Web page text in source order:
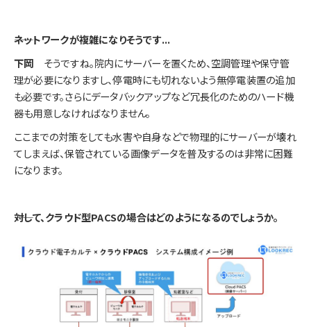
――ネットワークが複雑になりそうです...
下岡 そうですね。院内にサーバーを置くため、空調管理や保守管
理が必要になりますし、停電時にも切れないよう無停電装置の追加
も必要です。さらにデータバックアップなど冗長化のためのハード機
器も用意しなければなりません。
ここまでの対策をしても水害や自身などで物理的にサーバーが壊れ
てしまえば、保管されている画像データを普及するのは非常に困難
になります。
――対して、クラウド型PACSの場合はどのようになるのでしょうか。